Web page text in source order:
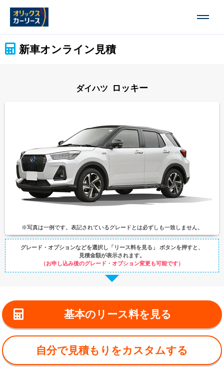
新車オンライン見積
ダイハツ ロッキー
※写真は一例です。 表記されているグレードとは必ずしも一致しません。
グレード・オプションなどを選択し 「リース料を見る」 ボタンを押すと、
見積金額が表示されます。
（お申し込み後のグレード・オプション変更も可能です）
基本のリース料を見る
自分で見積もりをカスタムする